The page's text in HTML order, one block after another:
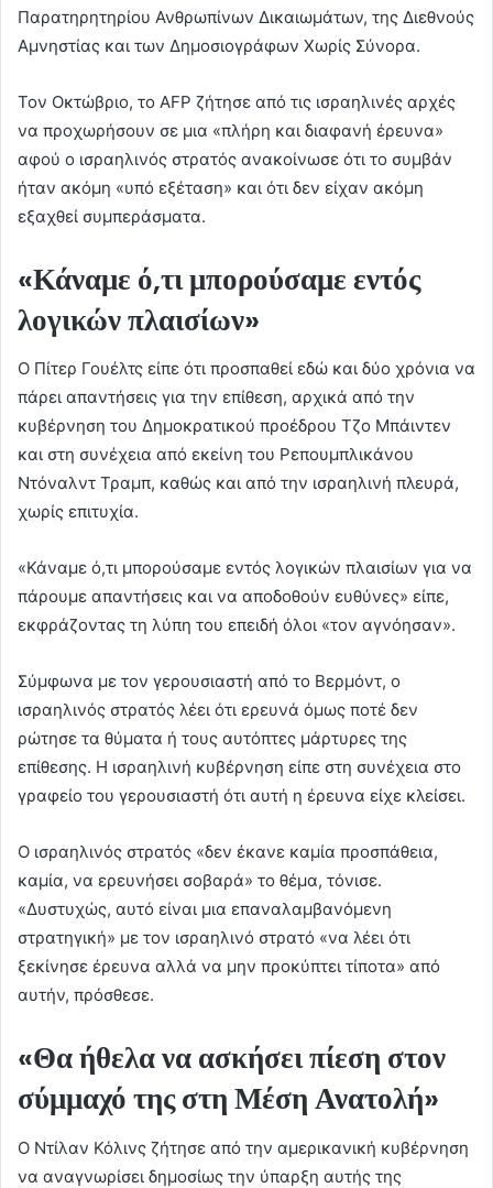
Παρατηρητηρίου Ανθρωπίνων Δικαιωμάτων, της Διεθνούς
Αμνηστίας και των Δημοσιογράφων Χωρίς Σύνορα.
Τον Οκτώβριο, το AFP ζήτησε από τις ισραηλινές αρχές
να προχωρήσουν σε μια «πλήρη και διαφανή έρευνα»
αφού ο ισραηλινός στρατός ανακοίνωσε ότι το συμβάν
ήταν ακόμη «υπό εξέταση» και ότι δεν είχαν ακόμη
εξαχθεί συμπεράσματα.
«Κάναμε ό,τι μπορούσαμε εντός
λογικών πλαισίων»
Ο Πίτερ Γουέλτς είπε ότι προσπαθεί εδώ και δύο χρόνια να
πάρει απαντήσεις για την επίθεση, αρχικά από την
κυβέρνηση του Δημοκρατικού προέδρου Τζο Μπάιντεν
και στη συνέχεια από εκείνη του Ρεπουμπλικάνου
Ντόναλντ Τραμπ, καθώς και από την ισραηλινή πλευρά,
χωρίς επιτυχία.
«Κάναμε ό,τι μπορούσαμε εντός λογικών πλαισίων για να
πάρουμε απαντήσεις και να αποδοθούν ευθύνες» είπε,
εκφράζοντας τη λύπη του επειδή όλοι «τον αγνόησαν».
Σύμφωνα με τον γερουσιαστή από το Βερμόντ, ο
ισραηλινός στρατός λέει ότι ερευνά όμως ποτέ δεν
ρώτησε τα θύματα ή τους αυτόπτες μάρτυρες της
επίθεσης. Η ισραηλινή κυβέρνηση είπε στη συνέχεια στο
γραφείο του γερουσιαστή ότι αυτή η έρευνα είχε κλείσει.
Ο ισραηλινός στρατός «δεν έκανε καμία προσπάθεια,
καμία, να ερευνήσει σοβαρά» το θέμα, τόνισε.
«Δυστυχώς, αυτό είναι μια επαναλαμβανόμενη
στρατηγική» με τον ισραηλινό στρατό «να λέει ότι
ξεκίνησε έρευνα αλλά να μην προκύπτει τίποτα» από
αυτήν, πρόσθεσε.
«Θα ήθελα να ασκήσει πίεση στον
σύμμαχό της στη Μέση Ανατολή»
Ο Ντίλαν Κόλινς ζήτησε από την αμερικανική κυβέρνηση
να αναγνωρίσει δημοσίως την ύπαρξη αυτής της